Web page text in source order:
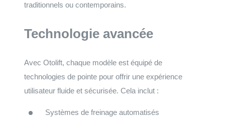
traditionnels ou contemporains.
Technologie avancée
Avec Otolift, chaque modèle est équipé de
technologies de pointe pour offrir une expérience
utilisateur fluide et sécurisée. Cela inclut :
Systèmes de freinage automatisés